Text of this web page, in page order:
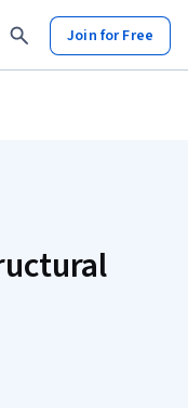
Join for Free